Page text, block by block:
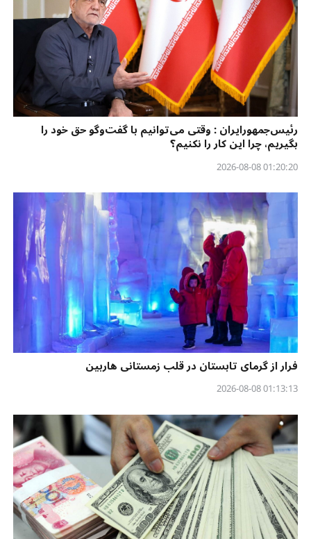
رئیس‌جمهورایران : وقتی می‌توانیم با گفت‌وگو حق خود را
بگیریم، چرا این کار را نکنیم؟
01:20:20 2026-08-08
فرار از گرمای تابستان در قلب زمستانی هاربین
01:13:13 2026-08-08